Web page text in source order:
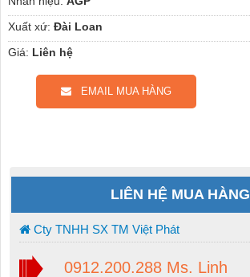
Xuất xứ: Đài Loan
Giá: Liên hệ
EMAIL MUA HÀNG
LIÊN HỆ MUA HÀNG
Cty TNHH SX TM Việt Phát
0912.200.288 Ms. Linh